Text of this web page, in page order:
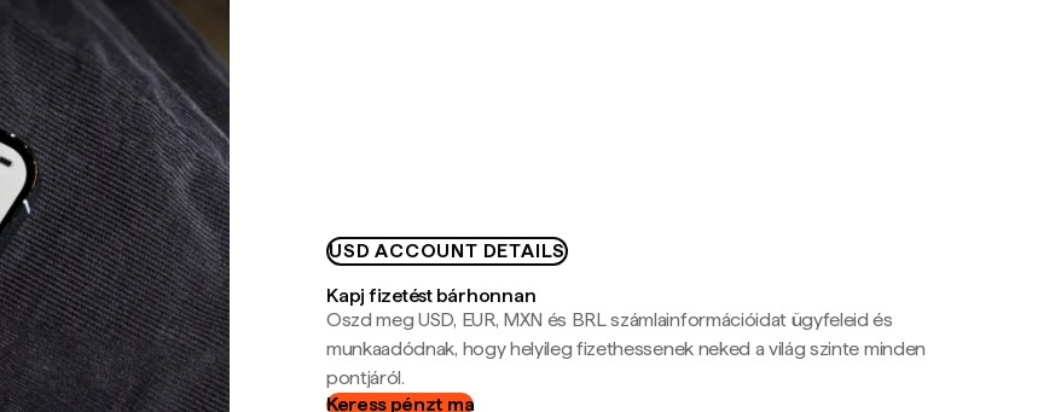
USD ACCOUNT DETAILS
Kapj fizetést bárhonnan
Oszd meg USD, EUR, MXN és BRL számlainformációidat ügyfeleid és
munkaadódnak, hogy helyileg fizethessenek neked a világ szinte minden
pontjáról.
Keress pénzt ma